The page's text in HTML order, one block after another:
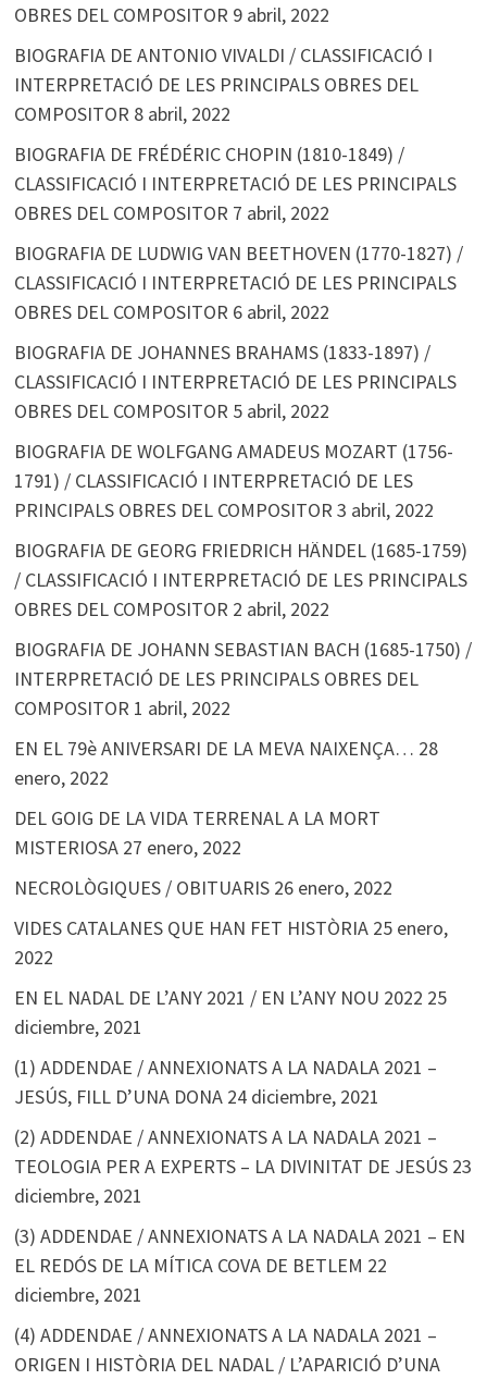
OBRES DEL COMPOSITOR 9 abril, 2022
BIOGRAFIA DE ANTONIO VIVALDI / CLASSIFICACIÓ I
INTERPRETACIÓ DE LES PRINCIPALS OBRES DEL
COMPOSITOR 8 abril, 2022
BIOGRAFIA DE FRÉDÉRIC CHOPIN (1810-1849) /
CLASSIFICACIÓ I INTERPRETACIÓ DE LES PRINCIPALS
OBRES DEL COMPOSITOR 7 abril, 2022
BIOGRAFIA DE LUDWIG VAN BEETHOVEN (1770-1827) /
CLASSIFICACIÓ I INTERPRETACIÓ DE LES PRINCIPALS
OBRES DEL COMPOSITOR 6 abril, 2022
BIOGRAFIA DE JOHANNES BRAHAMS (1833-1897) /
CLASSIFICACIÓ I INTERPRETACIÓ DE LES PRINCIPALS
OBRES DEL COMPOSITOR 5 abril, 2022
BIOGRAFIA DE WOLFGANG AMADEUS MOZART (1756-
1791) / CLASSIFICACIÓ I INTERPRETACIÓ DE LES
PRINCIPALS OBRES DEL COMPOSITOR 3 abril, 2022
BIOGRAFIA DE GEORG FRIEDRICH HÄNDEL (1685-1759)
/ CLASSIFICACIÓ I INTERPRETACIÓ DE LES PRINCIPALS
OBRES DEL COMPOSITOR 2 abril, 2022
BIOGRAFIA DE JOHANN SEBASTIAN BACH (1685-1750) /
INTERPRETACIÓ DE LES PRINCIPALS OBRES DEL
COMPOSITOR 1 abril, 2022
EN EL 79è ANIVERSARI DE LA MEVA NAIXENÇA… 28
enero, 2022
DEL GOIG DE LA VIDA TERRENAL A LA MORT
MISTERIOSA 27 enero, 2022
NECROLÒGIQUES / OBITUARIS 26 enero, 2022
VIDES CATALANES QUE HAN FET HISTÒRIA 25 enero,
2022
EN EL NADAL DE L’ANY 2021 / EN L’ANY NOU 2022 25
diciembre, 2021
(1) ADDENDAE / ANNEXIONATS A LA NADALA 2021 –
JESÚS, FILL D’UNA DONA 24 diciembre, 2021
(2) ADDENDAE / ANNEXIONATS A LA NADALA 2021 –
TEOLOGIA PER A EXPERTS – LA DIVINITAT DE JESÚS 23
diciembre, 2021
(3) ADDENDAE / ANNEXIONATS A LA NADALA 2021 – EN
EL REDÓS DE LA MÍTICA COVA DE BETLEM 22
diciembre, 2021
(4) ADDENDAE / ANNEXIONATS A LA NADALA 2021 –
ORIGEN I HISTÒRIA DEL NADAL / L’APARICIÓ D’UNA